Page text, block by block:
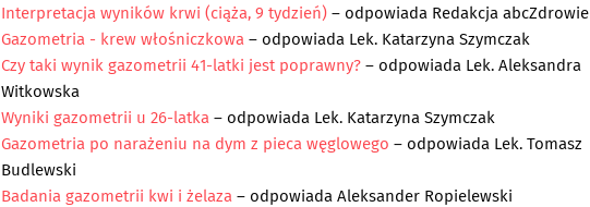
Interpretacja wyników krwi (ciąża, 9 tydzień)– odpowiada Redakcja abcZdrowie
Gazometria - krew włośniczkowa– odpowiada Lek. Katarzyna Szymczak
Czy taki wynik gazometrii 41-latki jest poprawny?– odpowiada Lek. Aleksandra
Witkowska
Wyniki gazometrii u 26-latka– odpowiada Lek. Katarzyna Szymczak
Gazometria po narażeniu na dym z pieca węglowego – odpowiada Lek. Tomasz
Budlewski
Badania gazometrii kwi i żelaza– odpowiadaAleksander Ropielewski